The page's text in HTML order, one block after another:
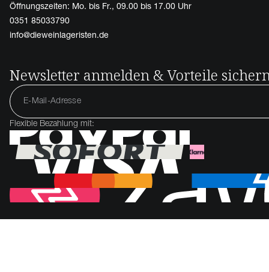
Öffnungszeiten: Mo. bis Fr., 09.00 bis 17.00 Uhr
0351 85033790
info@dieweinlageristen.de
Newsletter anmelden & Vorteile
Flexible Bezahlung mit: